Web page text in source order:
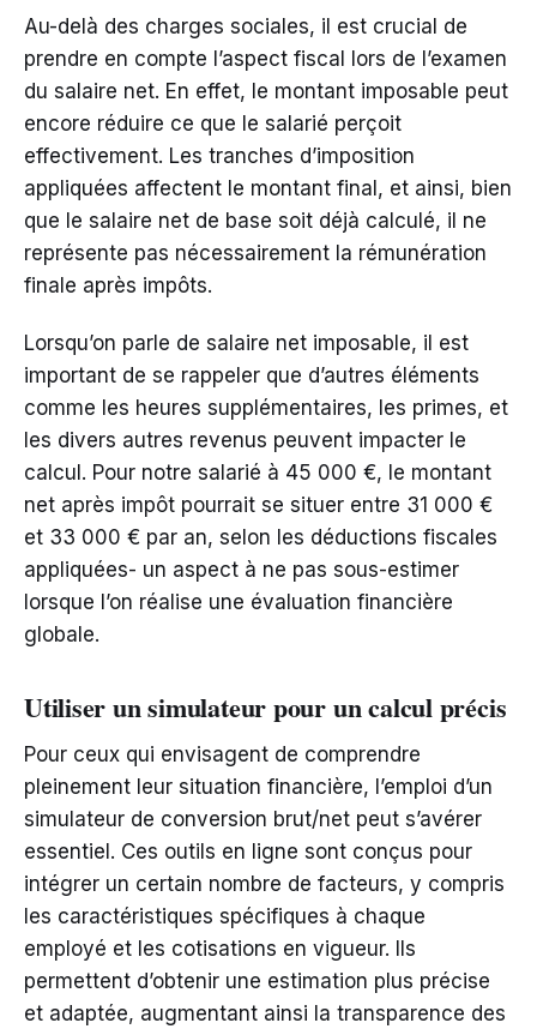
Au-delà des charges sociales, il est crucial de
prendre en compte l’aspect fiscal lors de l’examen
du salaire net. En effet, le montant imposable peut
encore réduire ce que le salarié perçoit
effectivement. Les tranches d’imposition
appliquées affectent le montant final, et ainsi, bien
que le salaire net de base soit déjà calculé, il ne
représente pas nécessairement la rémunération
finale après impôts.
Lorsqu’on parle de salaire net imposable, il est
important de se rappeler que d’autres éléments
comme les heures supplémentaires, les primes, et
les divers autres revenus peuvent impacter le
calcul. Pour notre salarié à 45 000 €, le montant
net après impôt pourrait se situer entre 31 000 €
et 33 000 € par an, selon les déductions fiscales
appliquées- un aspect à ne pas sous-estimer
lorsque l’on réalise une évaluation financière
globale.
Utiliser un simulateur pour un calcul précis
Pour ceux qui envisagent de comprendre
pleinement leur situation financière, l’emploi d’un
simulateur de conversion brut/net peut s’avérer
essentiel. Ces outils en ligne sont conçus pour
intégrer un certain nombre de facteurs, y compris
les caractéristiques spécifiques à chaque
employé et les cotisations en vigueur. Ils
permettent d’obtenir une estimation plus précise
et adaptée, augmentant ainsi la transparence des